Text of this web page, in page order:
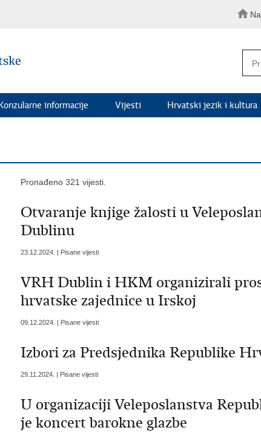
informacije Vijesti Hrvatski jezik i kultura
Pronađeno 321 vijesti.
Otvaranje knjige žalosti u
Dublinu
23.12.2024. | Pisane vijesti
VRH Dublin i HKM organizirali
hrvatske zajednice u Irskoj
09.12.2024. | Pisane vijesti
Izbori za Predsjednika Republike
29.11.2024. | Pisane vijesti
U organizaciji Veleposlanstva
je koncert barokne glazbe